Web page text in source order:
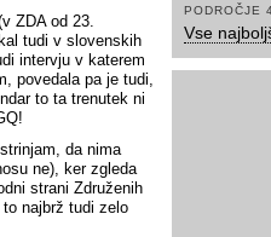
ZDA od 23.
tudi v slovenskih
intervju v katerem
povedala pa je tudi,
to ta trenutek ni
da nima
ne), ker zgleda
strani Združenih
najbrž tudi zelo
PODROČJE
Vse